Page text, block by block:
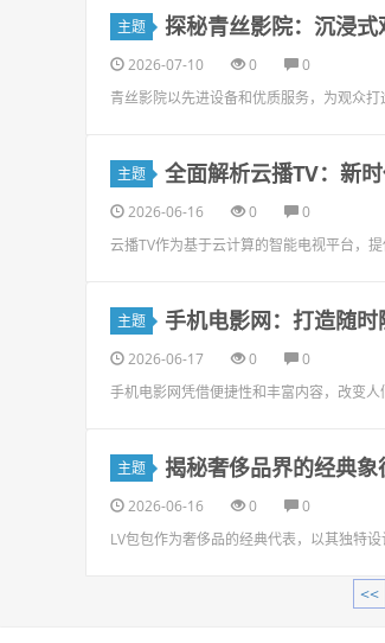
主题 探秘青丝影院：沉浸
2026-07-10 0
0
青丝影院以先进设备和优质服务，为观众
主题 全面解析云播TV：新
2026-06-16 0
0
云播TV作为基于云计算的智能电视平台，
主题 手机电影网：打造随
2026-06-17 0
0
手机电影网凭借便捷性和丰富内容，改变
主题 揭秘奢侈品界的经典
2026-06-16 0
0
LV包包作为奢侈品的经典代表，以其独特
<<